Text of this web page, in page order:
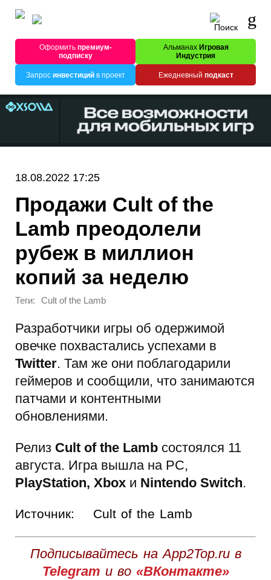
Оформитьпремиум-
подписку
Альманах Игровая
Индустрия
Запрос инвестицийв проект Ежедневный подкаст
18.08.2022 17:25
Продажи Cult of the
Lamb преодолели
рубеж в миллион
копий за неделю
Теги: Cult of the Lamb
Разработчики игры об одержимой
овечке похвастались успехами в
Twitter. Там же они поблагодарили
геймеров и сообщили, что занимаются
патчами и контентными
обновлениями.
Релиз Cult of the Lamb состоялся 11
августа. Игра вышла на PC,
PlayStation, Xbox и Nintendo Switch.
Источник: Cult of the Lamb
Подписывайтесь на App2Top.ru в
Telegram и во «ВКонтакте»